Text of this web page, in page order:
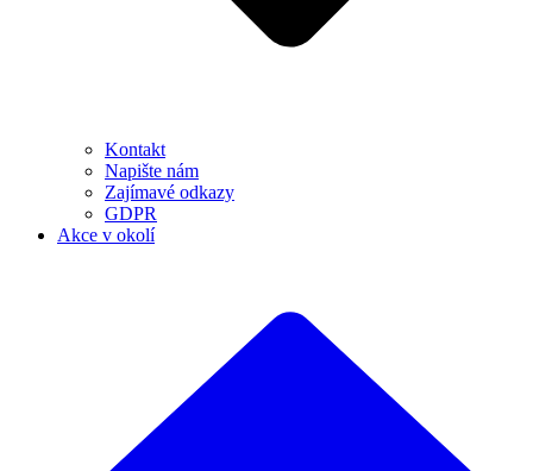
Kontakt
Napište nám
Zajímavé odkazy
GDPR
Akce v okolí